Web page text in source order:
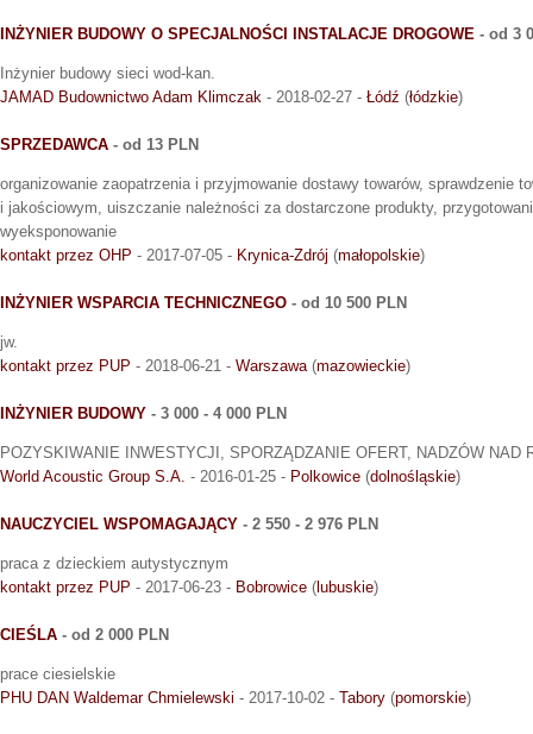
INŻYNIER BUDOWY O SPECJALNOŚCI INSTALACJE DROGOWE - od 3
Inżynier budowy sieci wod-kan.
JAMAD Budownictwo Adam Klimczak - 2018-02-27 - Łódź (łódzkie)
SPRZEDAWCA - od 13 PLN
organizowanie zaopatrzenia i przyjmowanie dostawy towarów, sprawdzenie
i jakościowym, uiszczanie należności za dostarczone produkty,
wyeksponowanie
kontakt przez OHP - 2017-07-05 - Krynica-Zdrój (małopolskie)
INŻYNIER WSPARCIA TECHNICZNEGO - od 10 500 PLN
jw.
kontakt przez PUP - 2018-06-21 - Warszawa (mazowieckie)
INŻYNIER BUDOWY - 3 000 - 4 000 PLN
POZYSKIWANIE INWESTYCJI, SPORZĄDZANIE OFERT, NADZÓW NAD
World Acoustic Group S.A. - 2016-01-25 - Polkowice (dolnośląskie)
NAUCZYCIEL WSPOMAGAJĄCY - 2 550 - 2 976 PLN
praca z dzieckiem autystycznym
kontakt przez PUP - 2017-06-23 - Bobrowice (lubuskie)
CIEŚLA - od 2 000 PLN
prace ciesielskie
PHU DAN Waldemar Chmielewski - 2017-10-02 - Tabory (pomorskie)